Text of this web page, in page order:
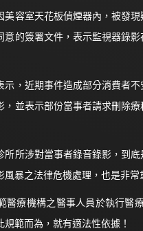
室天花板偵煙器內，被發現
意的簽署文件，表示監視器錄
近期事件造成部分消費者不
，並表示部份當事者請求刪除
涉對當事者錄音錄影，到底
暴之法律危機處理，也是非常
療機構之醫事人員於執行醫
範而為，就有適法性依據！